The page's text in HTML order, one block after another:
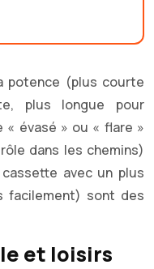
potence (plus courte
plus longue pour
« évasé » ou « flare »
dans les chemins)
avec un plus
facilement) sont des
et loisirs